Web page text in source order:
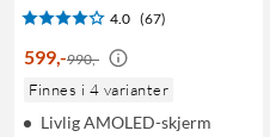
4.0 (67)
599,-990,-
Finnes i 4 varianter
Livlig AMOLED-skjerm